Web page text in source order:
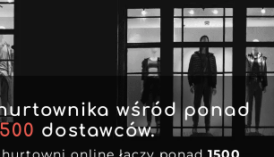
wśród ponad
dostawców.